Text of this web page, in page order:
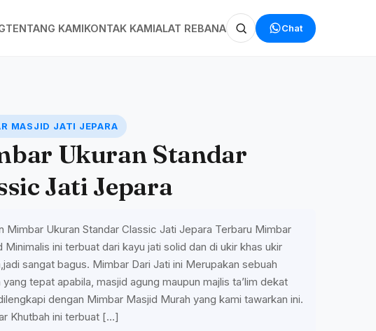
TENTANG KAMIKONTAK KAMIALAT REBANA Chat
MASJID JATI JEPARA
Ukuran Standar
Jati Jepara
Mimbar Ukuran Standar Classic Jati Jepara Terbaru Mimbar
Minimalis ini terbuat dari kayu jati solid dan di ukir khas ukir
sangat bagus. Mimbar Dari Jati ini Merupakan sebuah
yang tepat apabila, masjid agung maupun majlis ta’lim dekat
dengan Mimbar Masjid Murah yang kami tawarkan ini.
Khutbah ini terbuat […]